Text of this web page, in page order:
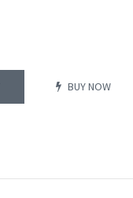
BUY NOW